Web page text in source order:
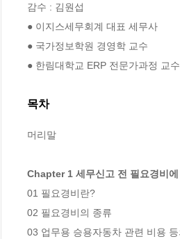
감수 : 김원섭
● 이지스세무회계 대표 세무사
● 국가정보학원 경영학 교수
● 한림대학교 ERP 전문가과정 교수
목차
머리말
Chapter 1 세무신고 전 필요경비
01 필요경비란?
02 필요경비의 종류
03 업무용 승용자동차 관련 비용